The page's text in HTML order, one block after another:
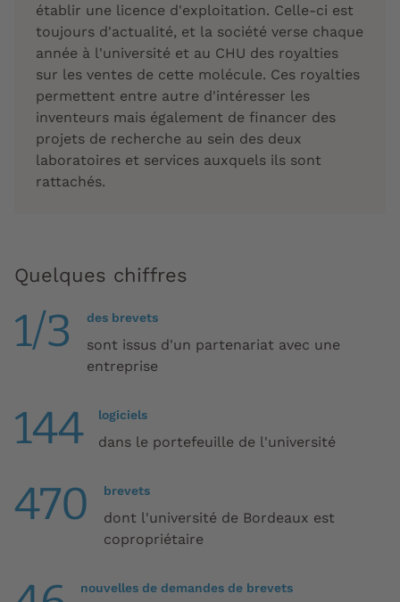
établir une licence d'exploitation. Celle-ci est
toujours d'actualité, et la société verse chaque
année à l'université et au CHU des royalties
sur les ventes de cette molécule. Ces royalties
permettent entre autre d'intéresser les
inventeurs mais également de financer des
projets de recherche au sein des deux
laboratoires et services auxquels ils sont
rattachés.
Quelques chiffres
1/3 des brevets
sont issus d'un partenariat avec une
entreprise
144 logiciels
dans le portefeuille de l'université
470 brevets
dont l'université de Bordeaux est
copropriétaire
nouvelles de demandes de brevets